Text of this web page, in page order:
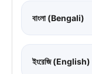
বাংলা (Bengali)
ইংরেজি (English)